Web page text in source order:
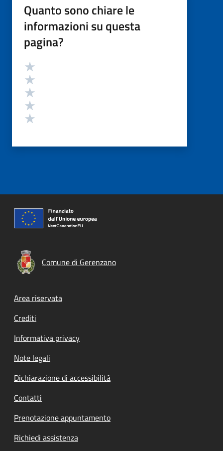
Quanto sono chiare le
informazioni su questa
pagina?
Valutazione
Comune di Gerenzano
Footer menu
Area riservata
Crediti
Informativa privacy
Note legali
Dichiarazione di accessibilità
Contatti
Prenotazione appuntamento
Richiedi assistenza